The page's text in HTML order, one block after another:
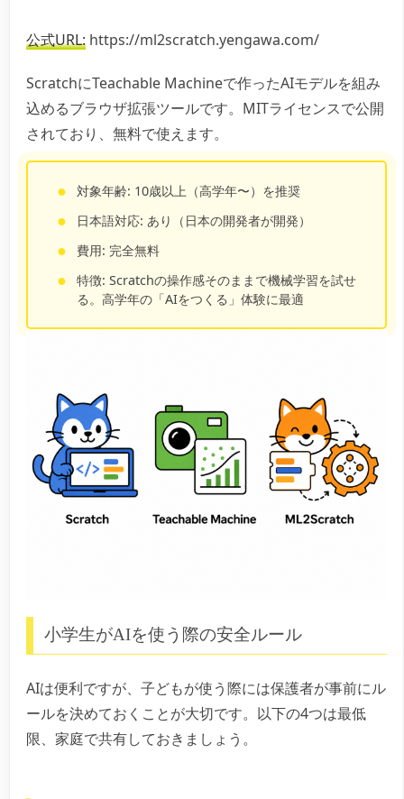
公式URL: https://ml2scratch.yengawa.com/
ScratchにTeachable Machineで作ったAIモデルを組み
込めるブラウザ拡張ツールです。MITライセンスで公開
されており、無料で使えます。
対象年齢: 10歳以上（高学年〜）を推奨
日本語対応: あり（日本の開発者が開発）
費用: 完全無料
特徴: Scratchの操作感そのままで機械学習を試せ
る。高学年の「AIをつくる」体験に最適
小学生がAIを使う際の安全ルール
AIは便利ですが、子どもが使う際には保護者が事前にル
ールを決めておくことが大切です。以下の4つは最低
限、家庭で共有しておきましょう。